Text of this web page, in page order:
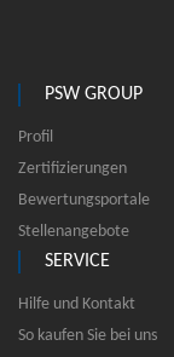
PSW GROUP
Profil
Zertifizierungen
Bewertungsportale
Stellenangebote
SERVICE
Hilfe und Kontakt
So kaufen Sie bei uns